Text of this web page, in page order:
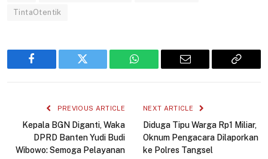
TintaOtentik
Facebook Twitter WhatsApp Email
Copy
PREVIOUS ARTICLE
Kepala BGN Diganti, Waka
DPRD Banten Yudi Budi
Wibowo: Semoga Pelayanan
NEXT ARTICLE
Diduga Tipu Warga Rp1 Miliar,
Oknum Pengacara Dilaporkan
ke Polres Tangsel